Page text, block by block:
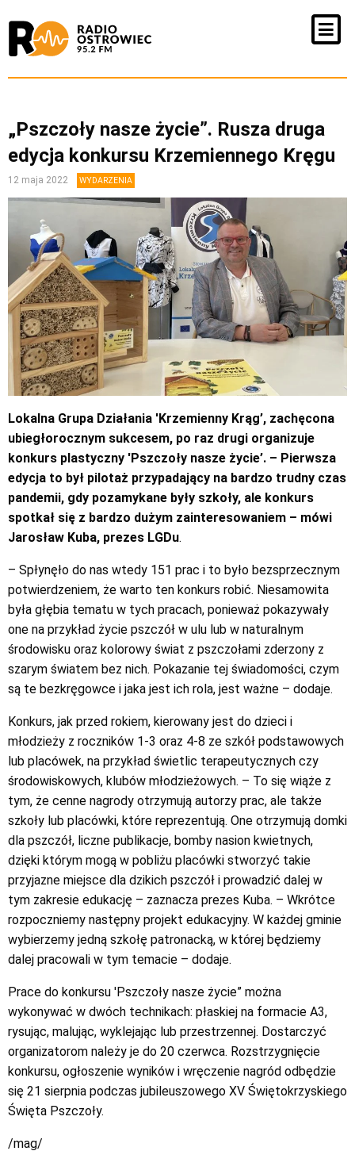
„Pszczoły nasze życie”. Rusza druga
edycja konkursu Krzemiennego Kręgu
12 maja 2022 WYDARZENIA
Lokalna Grupa Działania 'Krzemienny Krąg’, zachęcona
ubiegłorocznym sukcesem, po raz drugi organizuje
konkurs plastyczny 'Pszczoły nasze życie’. – Pierwsza
edycja to był pilotaż przypadający na bardzo trudny czas
pandemii, gdy pozamykane były szkoły, ale konkurs
spotkał się z bardzo dużym zainteresowaniem – mówi
Jarosław Kuba, prezes LGDu.
– Spłynęło do nas wtedy 151 prac i to było bezsprzecznym
potwierdzeniem, że warto ten konkurs robić. Niesamowita
była głębia tematu w tych pracach, ponieważ pokazywały
one na przykład życie pszczół w ulu lub w naturalnym
środowisku oraz kolorowy świat z pszczołami zderzony z
szarym światem bez nich. Pokazanie tej świadomości, czym
są te bezkręgowce i jaka jest ich rola, jest ważne – dodaje.
Konkurs, jak przed rokiem, kierowany jest do dzieci i
młodzieży z roczników 1-3 oraz 4-8 ze szkół podstawowych
lub placówek, na przykład świetlic terapeutycznych czy
środowiskowych, klubów młodzieżowych. – To się wiąże z
tym, że cenne nagrody otrzymują autorzy prac, ale także
szkoły lub placówki, które reprezentują. One otrzymują domki
dla pszczół, liczne publikacje, bomby nasion kwietnych,
dzięki którym mogą w pobliżu placówki stworzyć takie
przyjazne miejsce dla dzikich pszczół i prowadzić dalej w
tym zakresie edukację – zaznacza prezes Kuba. – Wkrótce
rozpoczniemy następny projekt edukacyjny. W każdej gminie
wybierzemy jedną szkołę patronacką, w której będziemy
dalej pracowali w tym temacie – dodaje.
Prace do konkursu 'Pszczoły nasze życie” można
wykonywać w dwóch technikach: płaskiej na formacie A3,
rysując, malując, wyklejając lub przestrzennej. Dostarczyć
organizatorom należy je do 20 czerwca. Rozstrzygnięcie
konkursu, ogłoszenie wyników i wręczenie nagród odbędzie
się 21 sierpnia podczas jubileuszowego XV Świętokrzyskiego
Święta Pszczoły.
/mag/